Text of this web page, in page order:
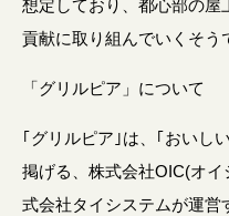
想定しており、都心部の屋
貢献に取り組んでいくそう
「グリルピア」について
｢グリルピア｣は、｢おいし
掲げる、株式会社OIC(オ
式会社タイシステムが運営